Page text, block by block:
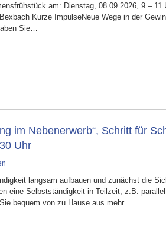
am: Dienstag, 08.09.2026, 9 – 11
Kurze ImpulseNeue Wege in der
Sie…
im Nebenerwerb“, Schritt für
Uhr
langsam aufbauen und zunächst die
eine Selbstständigkeit in Teilzeit, z.B.
bequem von zu Hause aus mehr…